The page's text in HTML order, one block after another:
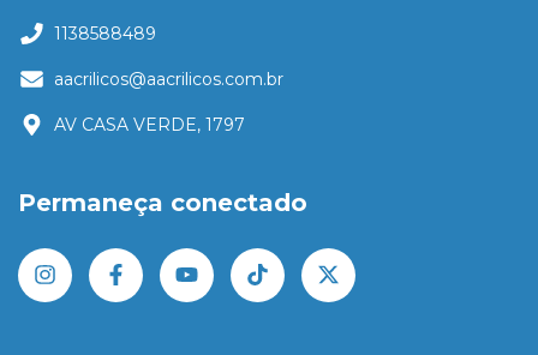
1138588489
aacrilicos@aacrilicos.com.br
AV CASA VERDE, 1797
Permaneça conectado